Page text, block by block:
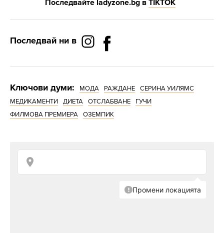
Последвайте ladyzone.bg в ТIKTOK
Последвай ни в
Ключови думи: МОДА РАЖДАНЕ
СЕРИНА УИЛЯМС
МЕДИКАМЕНТИ
ДИЕТА ОТСЛАБВАНЕ
ГУЧИ
ФИЛМОВА ПРЕМИЕРА
ОЗЕМПИК